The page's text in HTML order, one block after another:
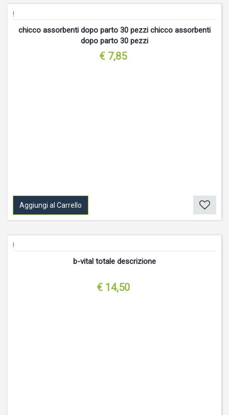
!
chicco assorbenti dopo parto 30 pezzi chicco assorbenti
dopo parto 30 pezzi
€ 7,85
Aggiungi al Carrello
!
b-vital totale descrizione
€ 14,50